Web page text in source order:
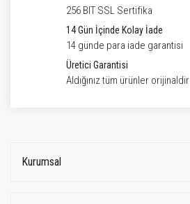
256 BIT SSL Sertifika
14 Gün İçinde Kolay İade
14 günde para iade garantisi
Üretici Garantisi
Aldığınız tüm ürünler orijinaldir
Kurumsal